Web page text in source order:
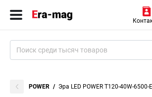
POWER Эра LED POWER T120-40W-6500-